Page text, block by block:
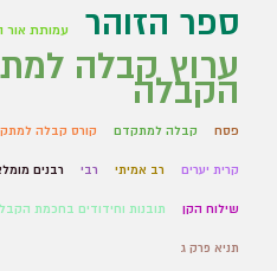
ספר הזוהר עמותת אור
ערוץ קבלה
הקבלה
פסח קבלה למתקדם קורס קבלה
קרית יערים רב אמיתי רבי רבנים
שילוח הקן תובנות וחידודים בחכמת
תניא פרק ג